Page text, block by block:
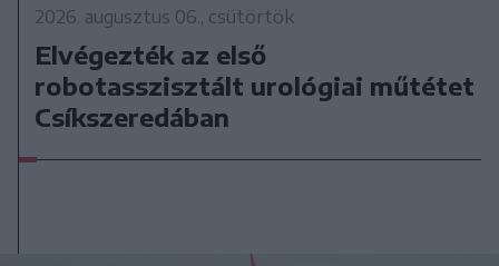
2026. augusztus 06., csütörtök
Elvégezték az első
robotasszisztált urológiai műtétet
Csíkszeredában